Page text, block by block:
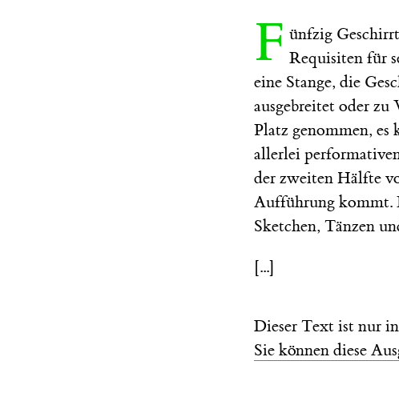
F ünfzig
Requisiten für
eine Stange, die
ausgebreitet oder
Platz genommen, es
allerlei
der zweiten Hälfte
Aufführung kommt.
Sketchen, Tänzen
[...]
Dieser Text ist nur
Sie können diese